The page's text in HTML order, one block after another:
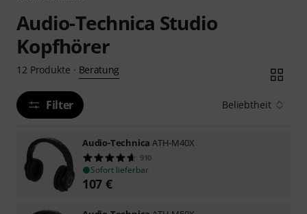
Audio-Technica Studio
Kopfhörer
12 Produkte · Beratung
Filter Beliebtheit
Audio-Technica ATH-M40X
910
Sofort lieferbar
107 €